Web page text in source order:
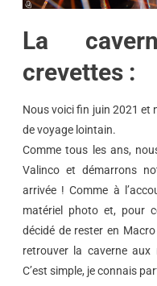
La
crevettes :
Nous voici fin juin 2021 et
de voyage lointain.
Comme tous les ans,
Valinco et démarrons
arrivée ! Comme à
matériel photo et, pour
décidé de rester en
retrouver la caverne aux
C’est simple, je connais